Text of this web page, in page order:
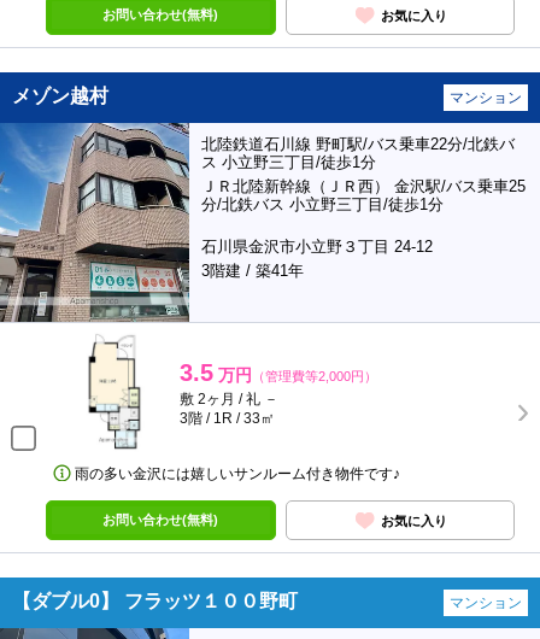
お問い合わせ(無料) お気に入り
メゾン越村 マンション
北陸鉄道石川線 野町駅/バス乗車22分/北鉄バ
ス 小立野三丁目/徒歩1分
ＪＲ北陸新幹線（ＪＲ西） 金沢駅/バス乗車25
分/北鉄バス 小立野三丁目/徒歩1分
石川県金沢市小立野３丁目 24-12
3階建 / 築41年
3.5 万円 （管理費等2,000円）
敷 2ヶ月 / 礼 －
3階 / 1R / 33㎡
雨の多い金沢には嬉しいサンルーム付き物件です♪
お問い合わせ(無料) お気に入り
【ダブル0】 フラッツ１００野町 マンション